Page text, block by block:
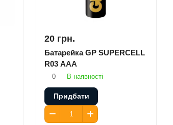
20 грн.
Батарейка GP SUPERCELL
R03 AAA
0 В наявності
Придбати